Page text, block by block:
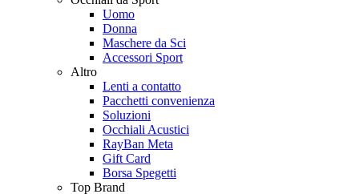
Uomo
Donna
Maschere da Sci
Accessori Sport
Altro
Lenti a contatto
Pacchetti convenienza
Soluzioni
Occhiali Acustici
RayBan Meta
Gift Card
Borsa Spegetti
Top Brand